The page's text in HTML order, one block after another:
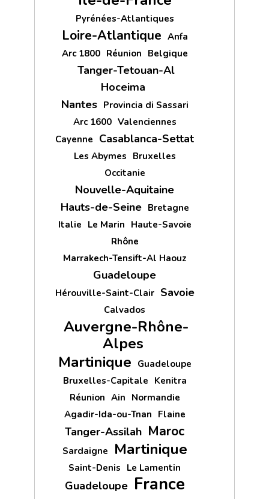
Pyrénées-Atlantiques
Loire-Atlantique Anfa
Arc 1800 Réunion Belgique
Tanger-Tetouan-Al
Hoceima
Nantes Provincia di Sassari
Arc 1600 Valenciennes
Cayenne Casablanca-Settat
Les Abymes Bruxelles
Occitanie
Nouvelle-Aquitaine
Hauts-de-Seine Bretagne
Italie Le Marin Haute-Savoie
Rhône
Marrakech-Tensift-Al Haouz
Guadeloupe
Hérouville-Saint-Clair Savoie
Calvados
Auvergne-Rhône-
Alpes
Martinique Guadeloupe
Bruxelles-Capitale Kenitra
Réunion Ain Normandie
Agadir-Ida-ou-Tnan Flaine
Tanger-Assilah Maroc
Sardaigne Martinique
Saint-Denis Le Lamentin
Guadeloupe France